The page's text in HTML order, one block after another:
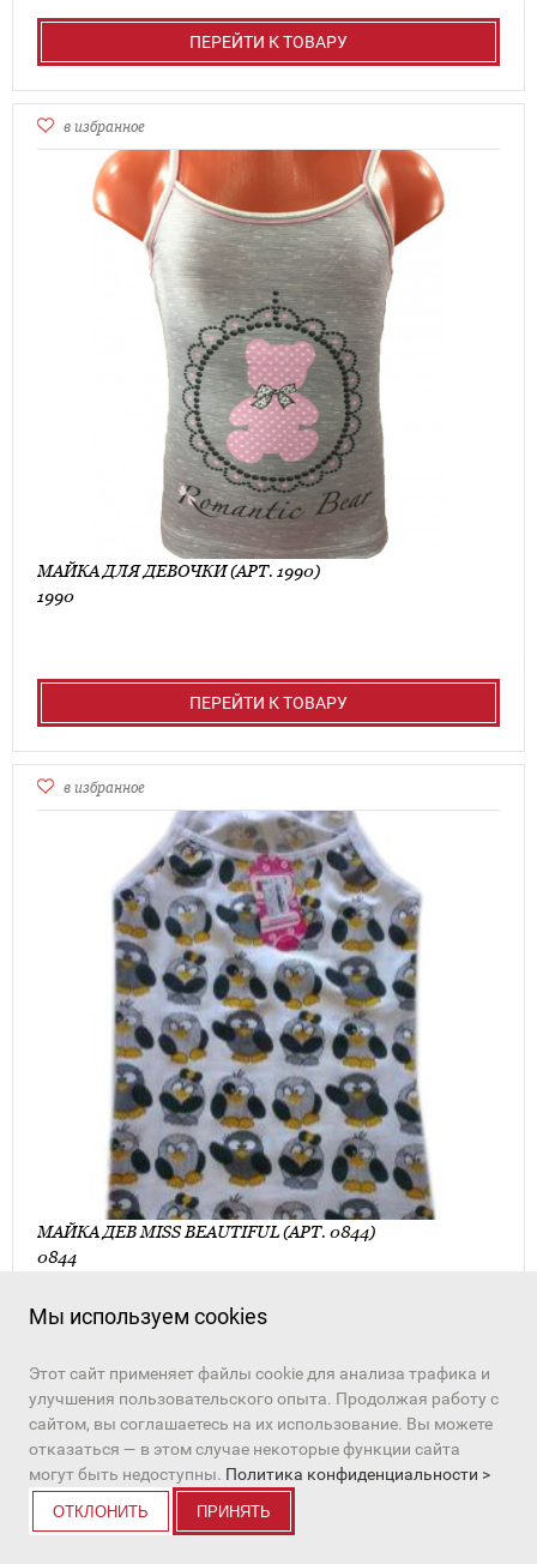
ПЕРЕЙТИ К ТОВАРУ
в избранное
МАЙКА ДЛЯ ДЕВОЧКИ (АРТ. 1990)
1990
ПЕРЕЙТИ К ТОВАРУ
в избранное
МАЙКА ДЕВ MISS BEAUTIFUL (АРТ. 0844)
0844
172 руб.
ПЕРЕЙТИ К ТОВАРУ
в избранное
Мы используем cookies
Этот сайт применяет файлы cookie для анализа трафика и
улучшения пользовательского опыта. Продолжая работу с
сайтом, вы соглашаетесь на их использование. Вы можете
отказаться — в этом случае некоторые функции сайта
могут быть недоступны. Политика конфиденциальности >
ОТКЛОНИТЬ ПРИНЯТЬ